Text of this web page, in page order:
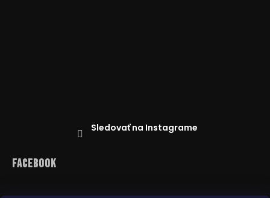
Sledovať na Instagrame
Facebook